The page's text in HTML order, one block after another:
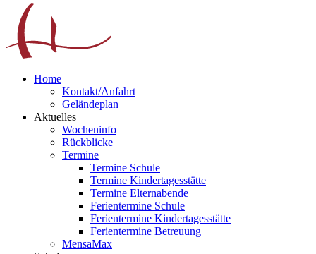
Home
Kontakt/Anfahrt
Geländeplan
Aktuelles
Wocheninfo
Rückblicke
Termine
Termine Schule
Termine Kindertagesstätte
Termine Elternabende
Ferientermine Schule
Ferientermine Kindertagesstätte
Ferientermine Betreuung
MensaMax